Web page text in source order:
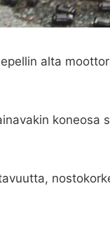
alta
koneosa